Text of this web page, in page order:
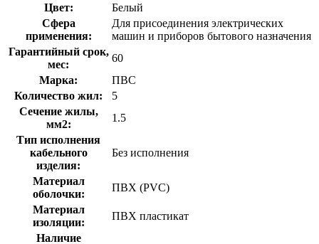
Цвет:
Белый
Сфера
применения:
Для присоединения электрических
машин и приборов бытового назначения
Гарантийный срок,
мес:
60
Марка:
ПВС
Количество жил:
5
Сечение жилы,
мм2:
1.5
Тип исполнения
кабельного
изделия:
Без исполнения
Материал
оболочки:
ПВХ (PVC)
Материал
изоляции:
ПВХ пластикат
Наличие